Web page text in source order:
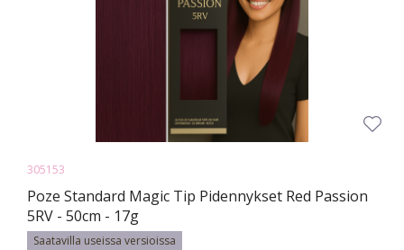
305153
Poze Standard Magic Tip Pidennykset Red Passion
5RV - 50cm - 17g
Saatavilla useissa versioissa